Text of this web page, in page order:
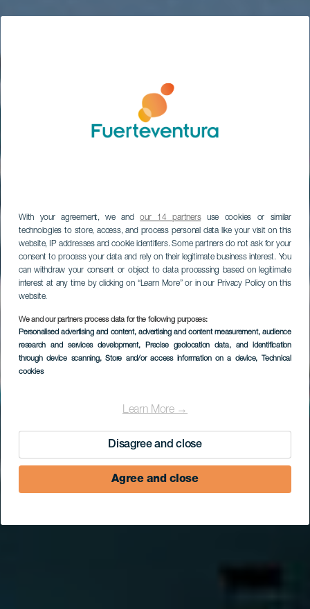
With your agreement, we andour 14 partnersuse cookies or similar
technologies to store, access, and process personal data like your visit on this
website, IP addresses and cookie identifiers. Some partners do not ask for your
consent to process your data and rely on their legitimate business interest. You
can withdraw your consent or object to data processing based on legitimate
interest at any time by clicking on “Learn More” or in our Privacy Policy on this
website.
We and our partners process data for the following purposes:
Personalised advertising and content, advertising and content measurement, audience
research and services development, Precise geolocation data, and identification
through device scanning, Store and/or access information on a device, Technical
cookies
Learn More →
Disagree and close
Agree and close